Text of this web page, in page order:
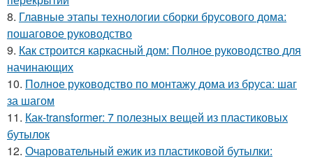
8. Главные этапы технологии сборки брусового дома:
пошаговое руководство
9. Как строится каркасный дом: Полное руководство для
начинающих
10. Полное руководство по монтажу дома из бруса: шаг
за шагом
11. Как-transformer: 7 полезных вещей из пластиковых
бутылок
12. Очаровательный ежик из пластиковой бутылки: